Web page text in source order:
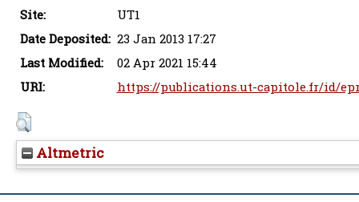
Site:
UT1
Date Deposited: 23 Jan 2013 17:27
Last Modified:
02 Apr 2021 15:44
URI:
https://publications.ut-capitole.fr/id/
Altmetric